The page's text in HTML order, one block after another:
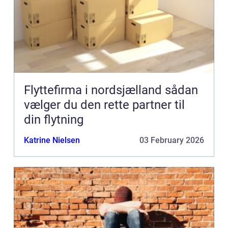
Flyttefirma i nordsjælland sådan
vælger du den rette partner til
din flytning
Katrine Nielsen 03 February 2026